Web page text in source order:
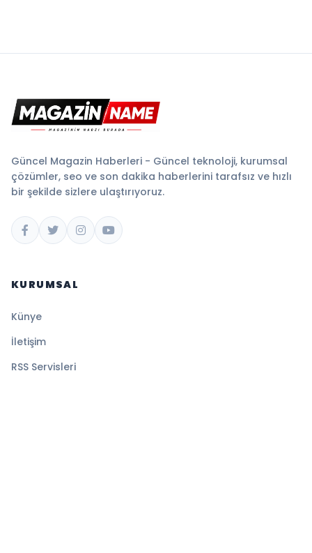
Güncel Magazin Haberleri - Güncel teknoloji, kurumsal
çözümler, seo ve son dakika haberlerini tarafsız ve hızlı
bir şekilde sizlere ulaştırıyoruz.
KURUMSAL
Künye
İletişim
RSS Servisleri